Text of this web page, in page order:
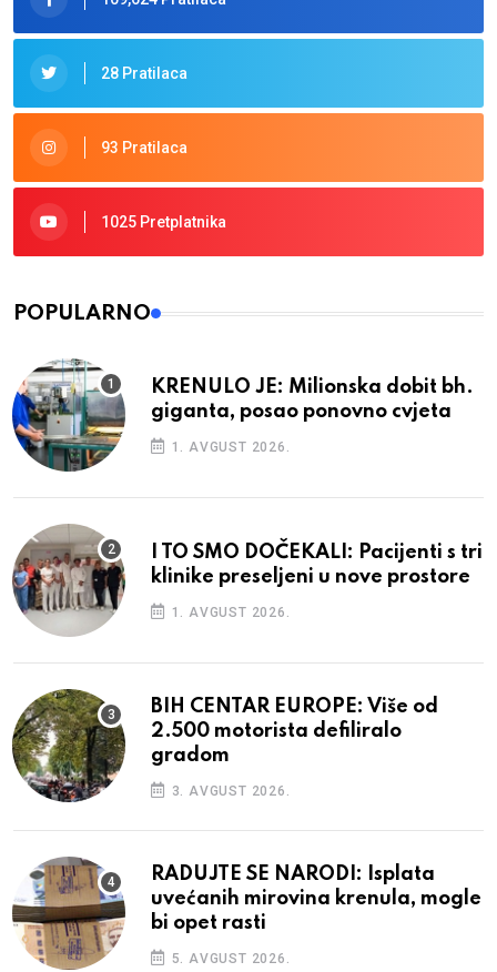
28 Pratilaca
93 Pratilaca
1025 Pretplatnika
POPULARNO
KRENULO JE: Milionska dobit bh.
giganta, posao ponovno cvjeta
1. AVGUST 2026.
I TO SMO DOČEKALI: Pacijenti s tri
klinike preseljeni u nove prostore
1. AVGUST 2026.
BIH CENTAR EUROPE: Više od
2.500 motorista defiliralo
gradom
3. AVGUST 2026.
RADUJTE SE NARODI: Isplata
uvećanih mirovina krenula, mogle
bi opet rasti
5. AVGUST 2026.